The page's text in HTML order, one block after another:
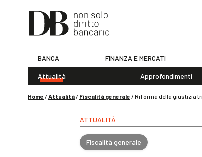
BANCA FINANZA E MERCATI
Attualità Approfondimenti
Home /Attualità/ Fiscalità generale /Riforma della giustizia
ATTUALITÀ
Fiscalità generale